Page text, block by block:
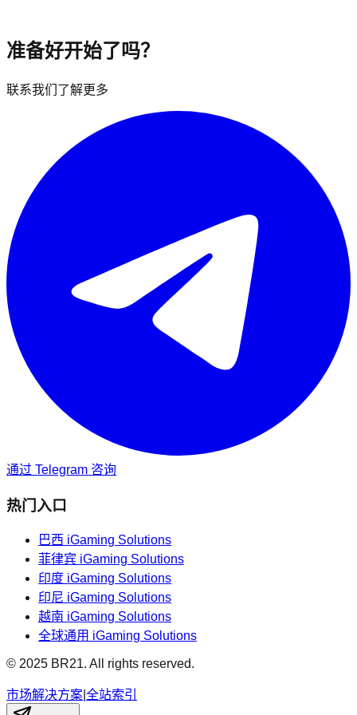
准备好开始了吗？
联系我们了解更多
通过 Telegram 咨询
热门入口
巴西 iGaming Solutions
菲律宾 iGaming Solutions
印度 iGaming Solutions
印尼 iGaming Solutions
越南 iGaming Solutions
全球通用 iGaming Solutions
© 2025 BR21. All rights reserved.
市场解决方案 全站索引